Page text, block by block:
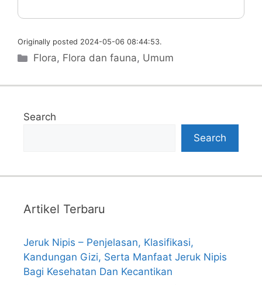
Originally posted 2024-05-06 08:44:53.
Categories
Flora, Flora dan fauna, Umum
Search
Search
Artikel Terbaru
Jeruk Nipis – Penjelasan, Klasifikasi,
Kandungan Gizi, Serta Manfaat Jeruk Nipis
Bagi Kesehatan Dan Kecantikan